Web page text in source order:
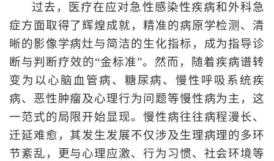
过去，医疗在应对急性感染性疾病和外科急
症方面取得了辉煌成就，精准的病原学检测、清
晰的影像学病灶与简洁的生化指标，成为指导诊
断与判断疗效的“金标准”。然而，随着疾病谱转
变为以心脑血管病、糖尿病、慢性呼吸系统疾
病、恶性肿瘤及心理行为问题等慢性病为主，这
一范式的局限开始显现。慢性病往往病程漫长、
迁延难愈，其发生发展不仅涉及生理病理的多环
节紊乱，更与心理应激、行为习惯、社会环境等